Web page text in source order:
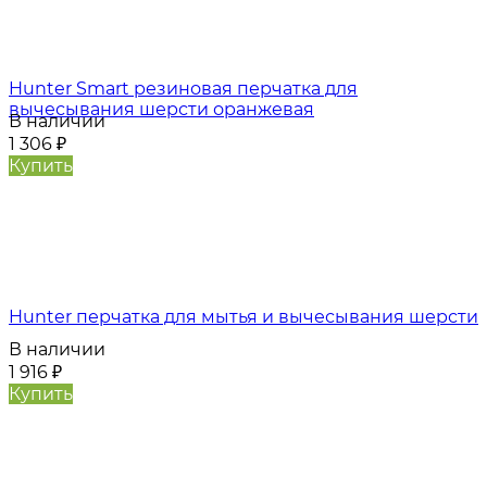
Hunter Smart резиновая перчатка для
вычесывания шерсти оранжевая
В наличии
1 306 ₽
Купить
Hunter перчатка для мытья и вычесывания шерсти
В наличии
1 916 ₽
Купить